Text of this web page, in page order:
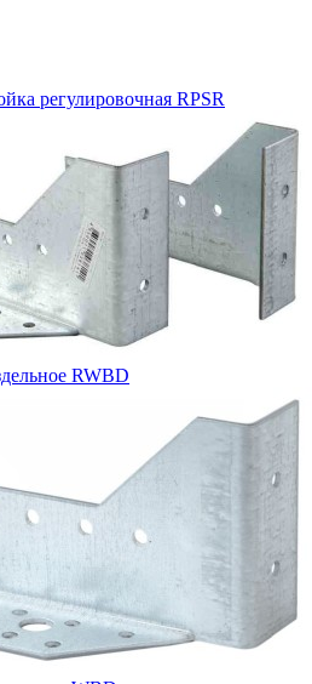
регулировочная RPSR
RWBD